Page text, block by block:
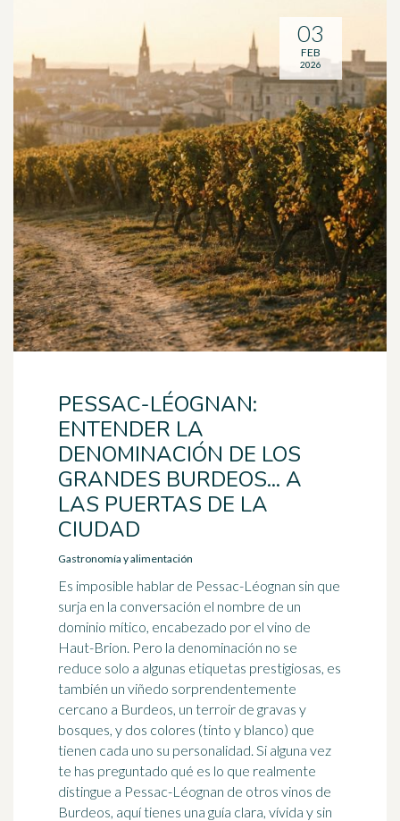
PESSAC-LÉOGNAN:
ENTENDER LA
DENOMINACIÓN DE LOS
GRANDES BURDEOS... A
LAS PUERTAS DE LA
CIUDAD
Gastronomía y alimentación
Es imposible hablar de Pessac-Léognan sin que
surja en la conversación el nombre de un
dominio mítico, encabezado por el vino de
Haut-Brion. Pero la denominación no se
reduce solo a algunas etiquetas prestigiosas, es
también un viñedo sorprendentemente
cercano a Burdeos, un terroir de gravas y
bosques, y dos colores (tinto y blanco) que
tienen cada uno su personalidad. Si alguna vez
te has preguntado qué es lo que realmente
distingue a Pessac-Léognan de otros vinos de
Burdeos, aquí tienes una guía clara, vívida y sin
03
FEB
2026